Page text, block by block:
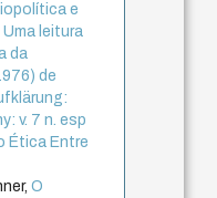
e
leitura
da
de
v. 7 n. esp
Ética Entre
O